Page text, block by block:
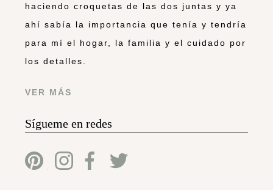
haciendo croquetas de las dos juntas y ya
ahí sabía la importancia que tenía y tendría
para mí el hogar, la familia y el cuidado por
los detalles.
VER MÁS
Sígueme en redes